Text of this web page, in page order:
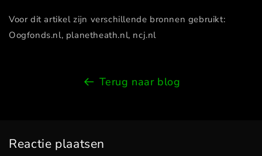
Voor dit artikel zijn verschillende bronnen gebruikt:
Oogfonds.nl, planetheath.nl, ncj.nl
Terug naar blog
Reactie plaatsen